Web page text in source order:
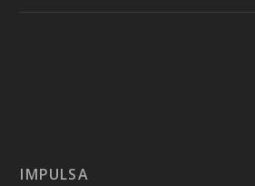
IMPULSA